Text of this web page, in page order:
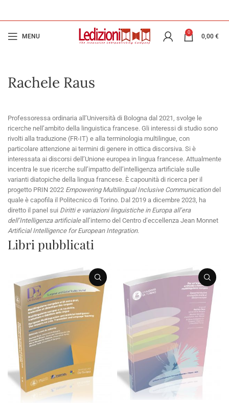
MENU
0
0,00 €
Rachele Raus
Professoressa ordinaria all’Università di Bologna dal 2021, svolge le
ricerche nell’ambito della linguistica francese. Gli interessi di studio sono
rivolti alla traduzione (FR-IT) e alla terminologia multilingue, con
particolare attenzione ai termini di genere in ottica discorsiva. Si è
interessata ai discorsi dell’Unione europea in lingua francese. Attualmente
incentra le sue ricerche sull’impatto dell’intelligenza artificiale sulle
varianti diatopiche della lingua francese. È capounità di ricerca per il
progetto PRIN 2022 Empowering Multilingual Inclusive Communicationdel
quale è capofila il Politecnico di Torino. Dal 2019 a dicembre 2023, ha
diretto il panel sui Diritti e variazioni linguistiche in Europa all’era
dell’Intelligenza artificialeall’interno del Centro d’eccellenza Jean Monnet
Artificial Intelligence for European Integration.
Libri pubblicati